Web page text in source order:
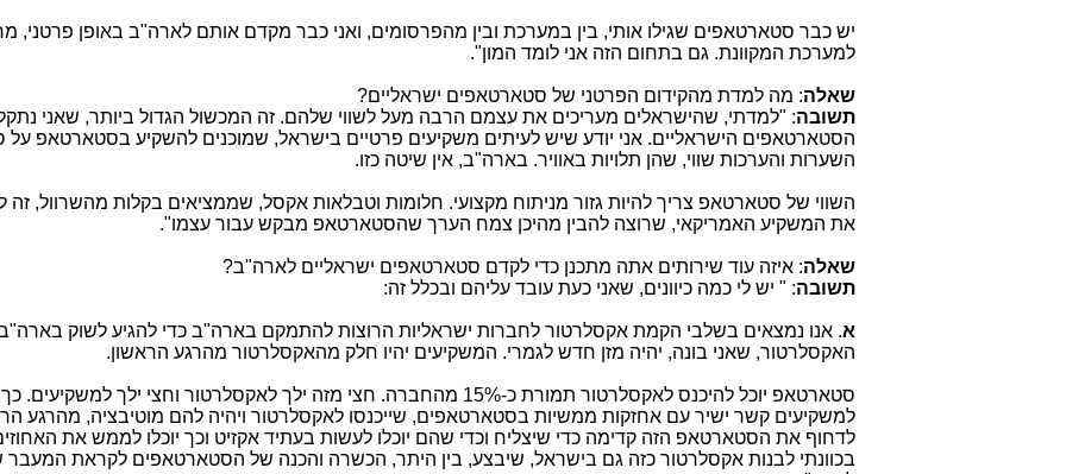
יש כבר סטארטאפים שגילו אותי, בין במערכת ובין מהפרסומים, ואני כבר מקדם אותם לארה"ב באופן פרטני,
למערכת המקוונת. גם בתחום הזה אני לומד המון".
שאלה: מה למדת מהקידום הפרטני של סטארטאפים ישראליים?
תשובה: "למדתי, שהישראלים מעריכים את עצמם הרבה מעל לשווי שלהם. זה המכשול הגדול ביותר, שאני
הסטארטאפים הישראליים. אני יודע שיש לעיתים משקיעים פרטיים בישראל, שמוכנים להשקיע בסטארטאפ על
השערות והערכות שווי, שהן תלויות באוויר. בארה"ב, אין שיטה כזו.
השווי של סטארטאפ צריך להיות גזור מניתוח מקצועי. חלומות וטבלאות אקסל, שממציאים בקלות מהשרוול,
את המשקיע האמריקאי, שרוצה להבין מהיכן צמח הערך שהסטארטאפ מבקש עבור עצמו".
שאלה: איזה עוד שירותים אתה מתכנן כדי לקדם סטארטאפים ישראליים לארה"ב?
תשובה: " יש לי כמה כיוונים, שאני כעת עובד עליהם ובכלל זה:
א. אנו נמצאים בשלבי הקמת אקסלרטור לחברות ישראליות הרוצות להתמקם בארה"ב כדי להגיע לשוק
האקסלרטור, שאני בונה, יהיה מזן חדש לגמרי. המשקיעים יהיו חלק מהאקסלרטור מהרגע הראשון.
סטארטאפ יוכל להיכנס לאקסלרטור תמורת כ-15% מהחברה. חצי מזה ילך לאקסלרטור וחצי ילך
למשקיעים קשר ישיר עם אחזקות ממשיות בסטארטאפים, שייכנסו לאקסלרטור ויהיה להם מוטיבציה, מהרגע
לדחוף את הסטארטאפ הזה קדימה כדי שיצליח וכדי שהם יוכלו לעשות בעתיד אקזיט וכך יוכלו לממש את
בכוונתי לבנות אקסלרטור כזה גם בישראל, שיבצע, בין היתר, הכשרה והכנה של הסטארטאפים לקראת